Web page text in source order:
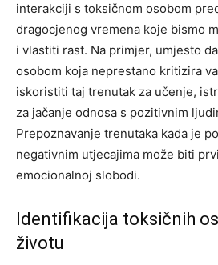
interakciji s toksičnom osobom
dragocjenog vremena koje bismo
i vlastiti rast. Na primjer, umjesto
osobom koja neprestano kritizira
iskoristiti taj trenutak za učenje,
za jačanje odnosa s pozitivnim
Prepoznavanje trenutaka kada je
negativnim utjecajima može biti
emocionalnoj slobodi.
Identifikacija toksičnih
životu